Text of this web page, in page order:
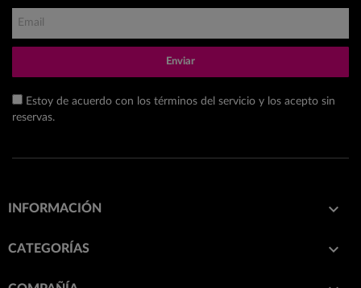
Enviar
Estoy de acuerdo con los términos del servicio y los acepto sin
reservas.
INFORMACIÓN 
CATEGORÍAS 